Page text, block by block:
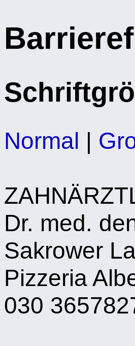
Normal |
Dr. med.
Sakrower
Pizzeria
030